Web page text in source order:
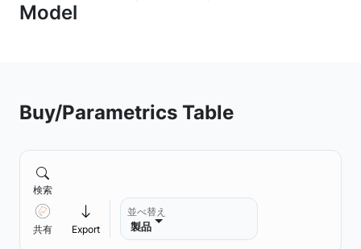
Buy/Parametrics Table
検索
共有 Export
並べ替え
製品